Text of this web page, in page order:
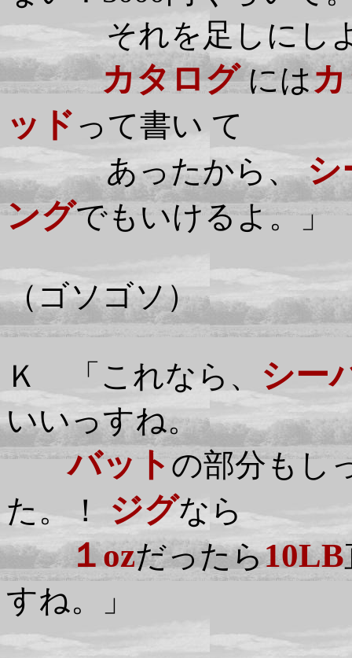
それを足しにし
カタログ には
ッド って書い て
あったから、シ
ングでもいけるよ。」
（ゴソゴソ）
Ｋ 「これなら、 シー
いいっすね。
バット の部分もし
た。！
ジグなら
１ozだったら10LB
すね。」